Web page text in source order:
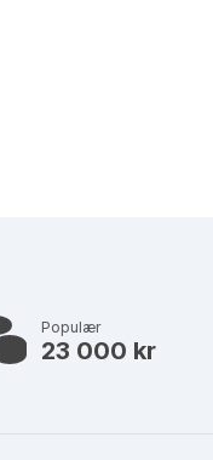
Populær
23 000 kr